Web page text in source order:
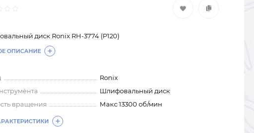
диск Ronix RH-3774 (P120)
ОПИСАНИЕ
Ronix
Шлифовальный диск
вращения
Макс 13300 об/мин